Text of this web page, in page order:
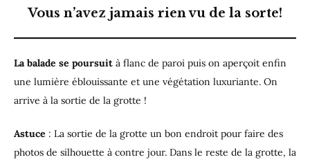
Vous n’avez jamais rien vu de la sorte!
La balade se poursuit à flanc de paroi puis on aperçoit enfin
une lumière éblouissante et une végétation luxuriante. On
arrive à la sortie de la grotte !
Astuce : La sortie de la grotte un bon endroit pour faire des
photos de silhouette à contre jour. Dans le reste de la grotte, la